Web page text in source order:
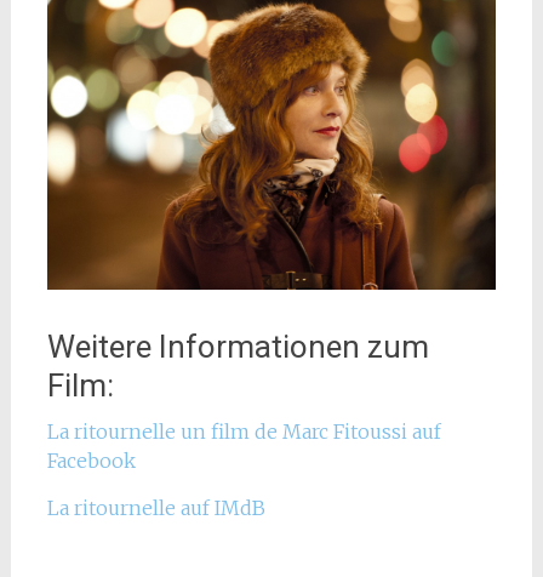
Weitere Informationen zum
Film:
La ritournelle un film de Marc Fitoussi auf
Facebook
La ritournelle auf IMdB